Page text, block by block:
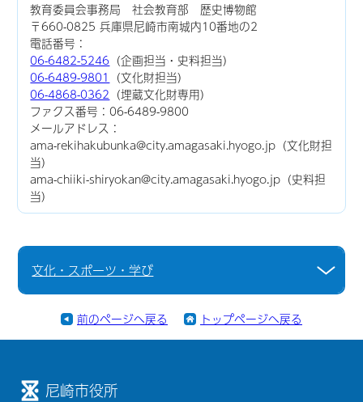
教育委員会事務局 社会教育部 歴史博物館
〒660-0825 兵庫県尼崎市南城内10番地の2
電話番号：
06-6482-5246 （企画担当・史料担当）
06-6489-9801
（文化財担当）
06-4868-0362 （埋蔵文化財専用）
ファクス番号：06-6489-9800
メールアドレス：
ama-rekihakubunka@city.amagasaki.hyogo.jp（文化財担
当）
ama-chiiki-shiryokan@city.amagasaki.hyogo.jp（史料担
当）
文化・スポーツ・学び
前のページへ戻る トップページへ戻る
尼崎市役所